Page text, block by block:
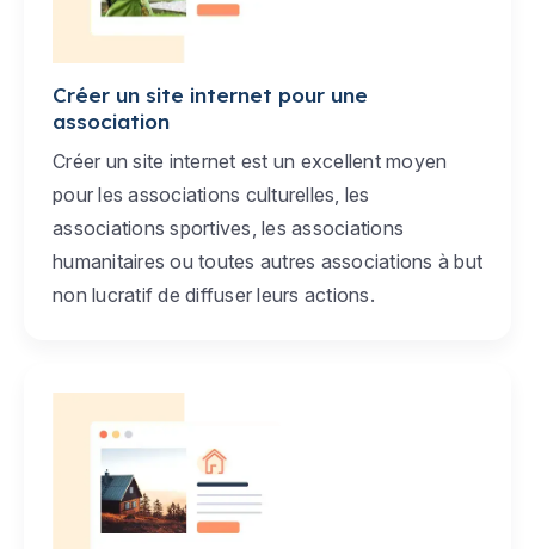
Créer un site internet pour une
association
Créer un site internet est un excellent moyen
pour les associations culturelles, les
associations sportives, les associations
humanitaires ou toutes autres associations à but
non lucratif de diffuser leurs actions.